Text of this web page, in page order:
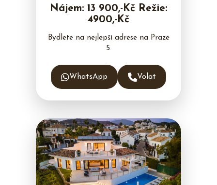
Nájem: 13 900,-Kč Režie:
4900,-Kč
Bydlete na nejlepší adrese na Praze
5.
WhatsApp Volat